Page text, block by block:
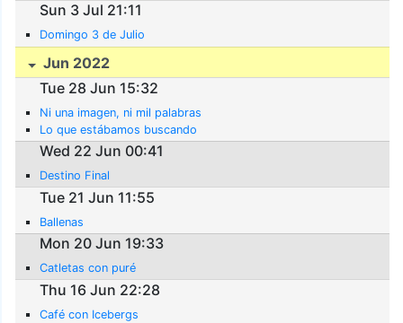
Sun 3 Jul 21:11
Domingo 3 de Julio
Jun 2022
Tue 28 Jun 15:32
Ni una imagen, ni mil palabras
Lo que estábamos buscando
Wed 22 Jun 00:41
Destino Final
Tue 21 Jun 11:55
Ballenas
Mon 20 Jun 19:33
Catletas con puré
Thu 16 Jun 22:28
Café con Icebergs